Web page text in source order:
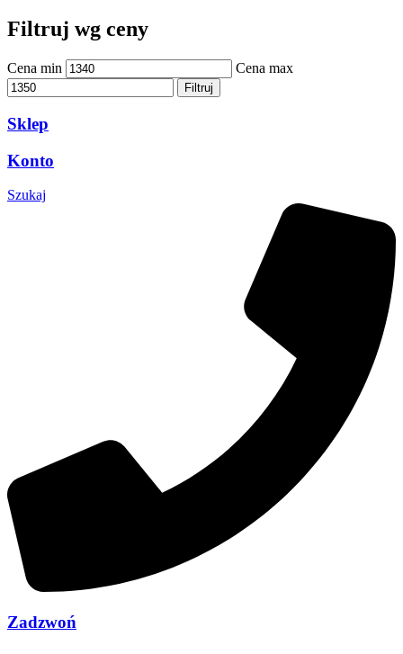
Filtruj wg ceny
Cena min Cena max
Filtruj
Sklep
Konto
Szukaj
Zadzwoń